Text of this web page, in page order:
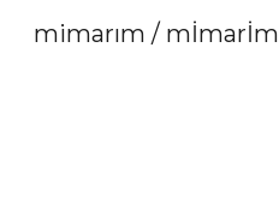
mimarım / mİmarİm